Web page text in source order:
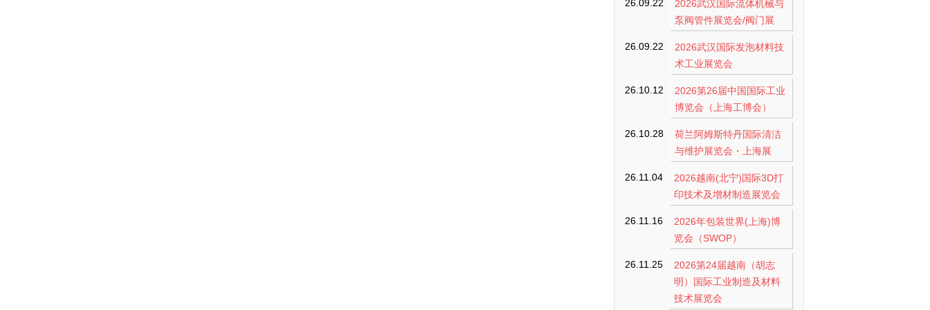
26.09.22
2026武汉国际流体机械与
泵阀管件展览会/阀门展
26.09.22
2026武汉国际发泡材料技
术工业展览会
26.10.12
2026第26届中国国际工业
博览会（上海工博会）
26.10.28
荷兰阿姆斯特丹国际清洁
与维护展览会・上海展
26.11.04
2026越南(北宁)国际3D打
印技术及增材制造展览会
26.11.16
2026年包装世界(上海)博
览会（SWOP）
26.11.25
2026第24届越南（胡志
明）国际工业制造及材料
技术展览会